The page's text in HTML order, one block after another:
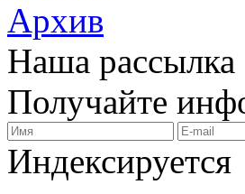
Архив
Наша рассылка
Получайте
Индексируется